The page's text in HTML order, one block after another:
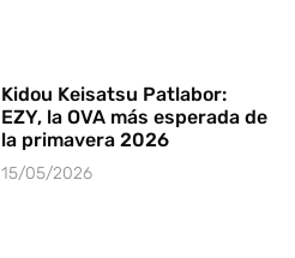
Kidou Keisatsu Patlabor:
EZY, la OVA más esperada de
la primavera 2026
15/05/2026